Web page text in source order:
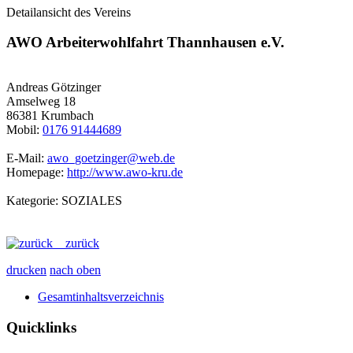
Detailansicht des Vereins
AWO Arbeiterwohlfahrt Thannhausen e.V.
Andreas Götzinger
Amselweg 18
86381 Krumbach
Mobil: 0176 91444689
E-Mail: awo_goetzinger@web.de
Homepage: http://www.awo-kru.de
Kategorie: SOZIALES
zurück
drucken nach oben
Gesamtinhaltsverzeichnis
Quicklinks